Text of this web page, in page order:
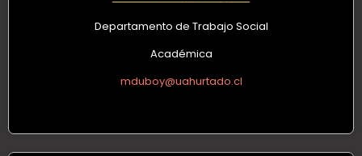
Departamento de Trabajo Social
Académica
mduboy@uahurtado.cl